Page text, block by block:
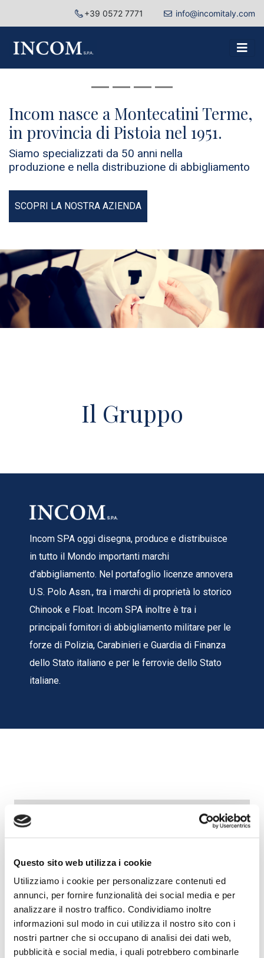
Questo sito web utilizza i cookie
Utilizziamo i cookie per personalizzare contenuti ed
annunci, per fornire funzionalità dei social media e per
analizzare il nostro traffico. Condividiamo inoltre
informazioni sul modo in cui utilizza il nostro sito con i
nostri partner che si occupano di analisi dei dati web,
pubblicità e social media, i quali potrebbero combinarle
+39 0572 7771 info@incomitaly.com
Incom nasce a Montecatini Terme,
in provincia di Pistoia nel 1951.
Siamo specializzati da 50 anni nella
produzione e nella distribuzione di abbigliamento
SCOPRI LA NOSTRA AZIENDA
Il Gruppo
Incom SPA oggi disegna, produce e distribuisce
in tutto il Mondo importanti marchi
d’abbigliamento. Nel portafoglio licenze annovera
U.S. Polo Assn., tra i marchi di proprietà lo storico
Chinook e Float. Incom SPA inoltre è tra i
principali fornitori di abbigliamento militare per le
forze di Polizia, Carabinieri e Guardia di Finanza
dello Stato italiano e per le ferrovie dello Stato
italiane.
azienda statale Rumena di abbigliamento, è stata
privatizzata e acquisita dal gruppo Incom SPA nel
1991. Dopo l’acquisto è stata completamente
ristrutturata e tecnologizzata. Oggi produce per i
più prestigiosi marchi sia italiani che europei e